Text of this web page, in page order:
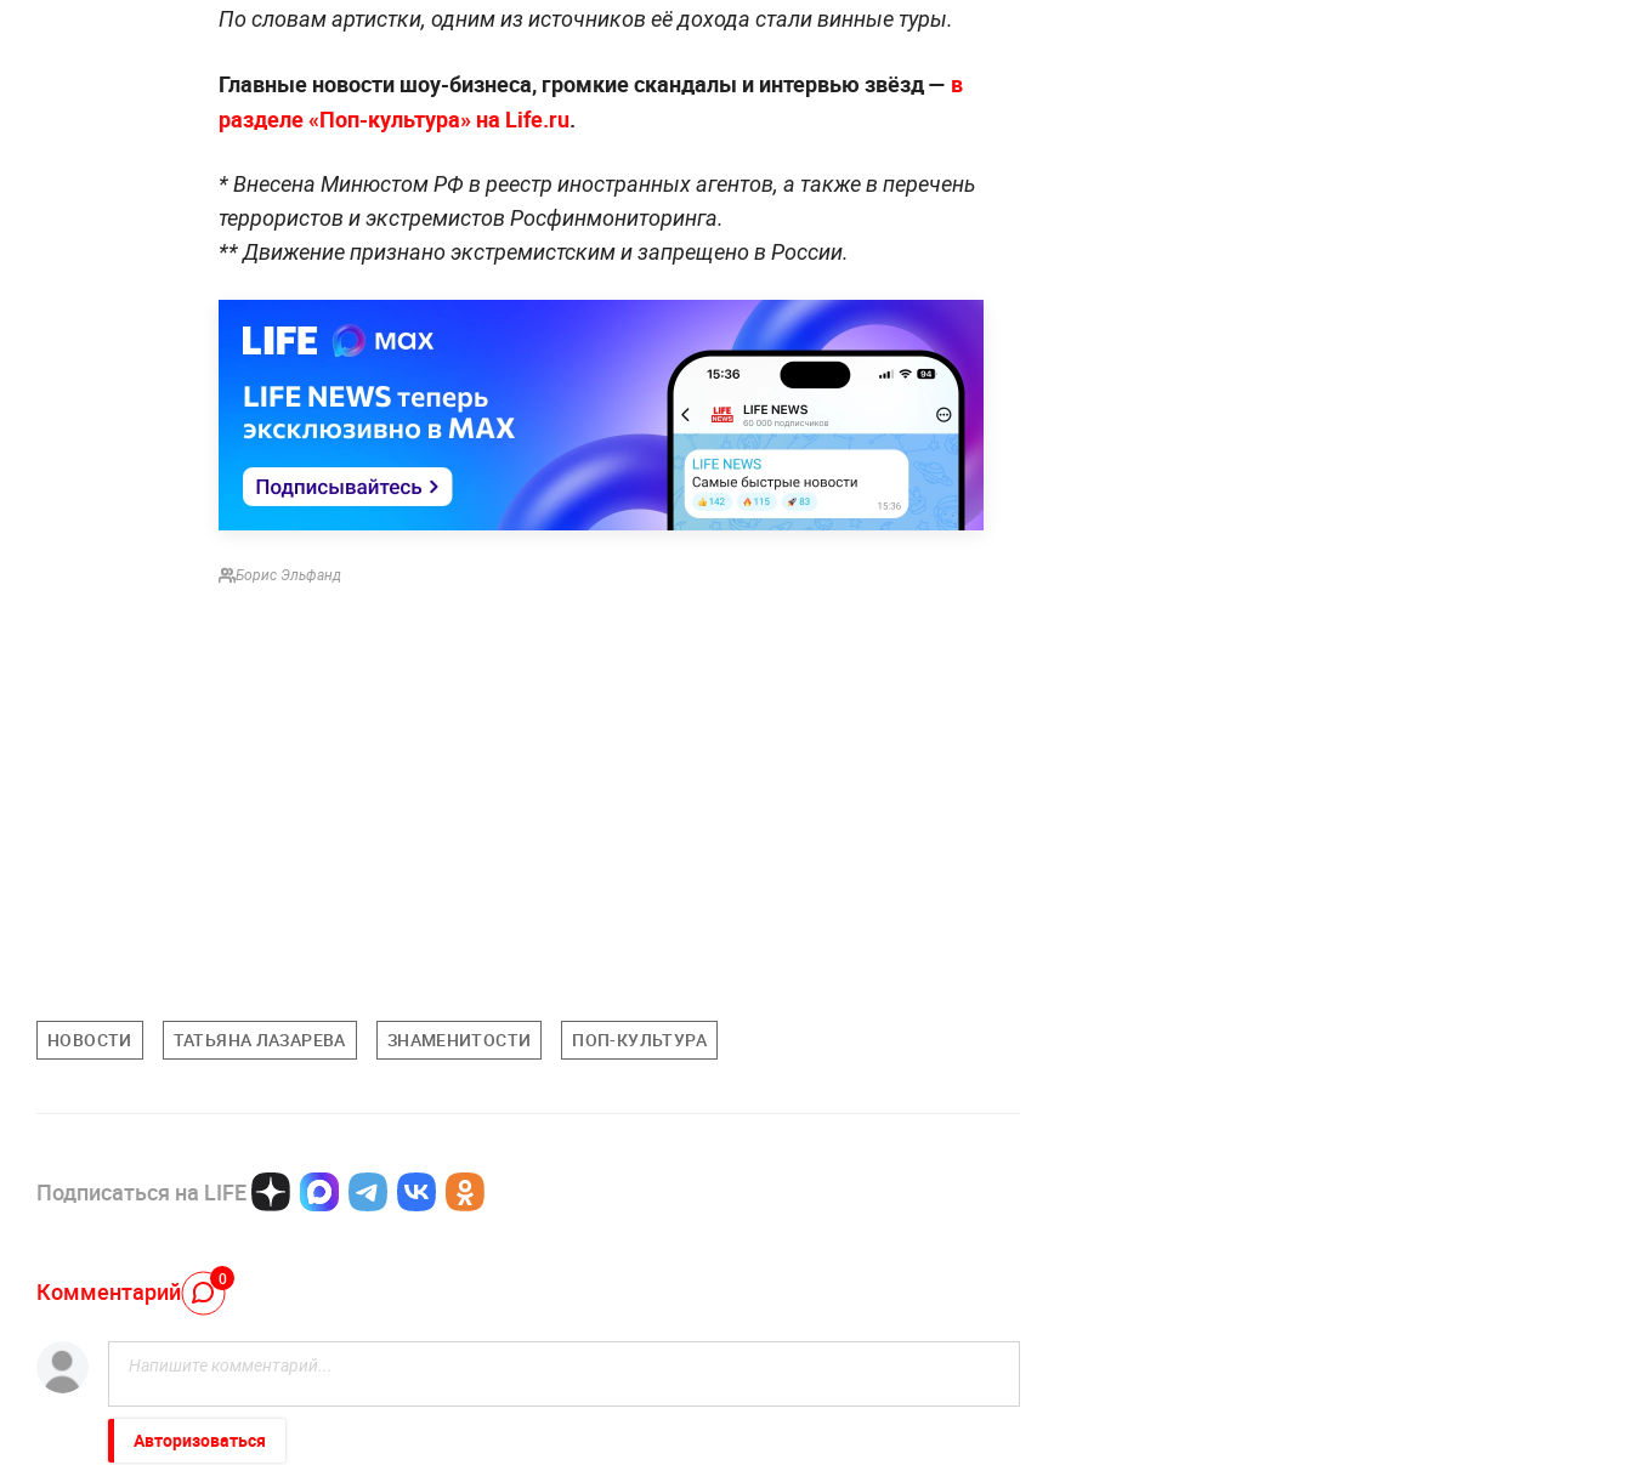
По словам артистки, одним из источников её дохода стали винные туры.
Главные новости шоу-бизнеса, громкие скандалы и интервью звёзд — в
разделе «Поп-культура» на Life.ru.
* Внесена Минюстом РФ в реестр иностранных агентов, а также в перечень
террористов и экстремистов Росфинмониторинга.
** Движение признано экстремистским и запрещено в России.
Борис Эльфанд
НОВОСТИ ТАТЬЯНА ЛАЗАРЕВА ЗНАМЕНИТОСТИ ПОП-КУЛЬТУРА
Подписаться на LIFE
Комментарий 0
Авторизоваться